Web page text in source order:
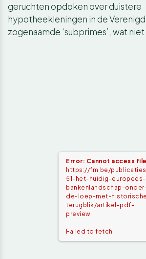
geruchten opdoken over duistere
hypotheekleningen in de
zogenaamde ‘subprimes’, wat
Error: Cannot access
https://fm.be/
51-het-huidig-europees-
bankenlandschap-
de-loep-met-
terugblik/artikel-pdf-
preview
Failed to fetch